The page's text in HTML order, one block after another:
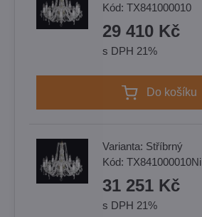
Kód: TX841000010
29 410 Kč
s DPH 21%
Do košíku
Varianta: Stříbrný
Kód: TX841000010Ni
31 251 Kč
s DPH 21%